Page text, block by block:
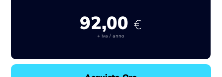
92,00 €
+ iva /anno